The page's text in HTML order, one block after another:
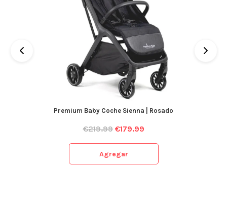
Premium Baby Coche Sienna | Rosado
€219.99 €179.99
Agregar